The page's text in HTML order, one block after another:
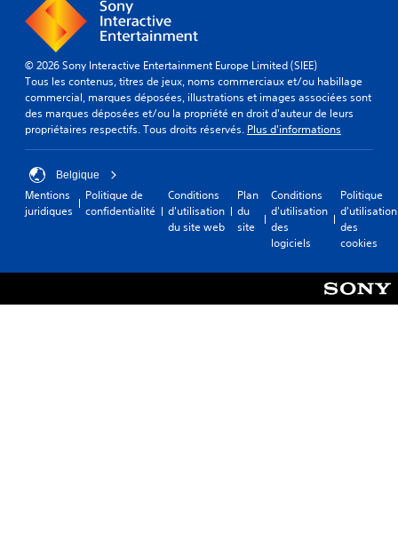
© 2026 Sony Interactive Entertainment Europe Limited (SIEE)
Tous les contenus, titres de jeux, noms commerciaux et/ou habillage
commercial, marques déposées, illustrations et images associées sont
des marques déposées et/ou la propriété en droit d'auteur de leurs
propriétaires respectifs. Tous droits réservés. Plus d'informations
Belgique
Mentions
juridiques
Politique de
confidentialité
Conditions
d'utilisation
du site web
Plan
du
site
Conditions
d'utilisation
des
logiciels
Politique
d'utilisation
des
cookies